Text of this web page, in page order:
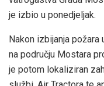
je izbio u ponedjeljak.
Nakon izbijanja požara
na području Mostara
je potom lokaliziran